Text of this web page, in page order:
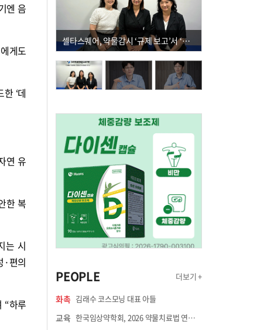
엔 음
게도
‘데
연 유
한 복
는 시
·편의
“하루
셀타스퀘어, 약물감시 ‘규제 보고’서 ‘데이터 의사결정’으로 "PVX 전환 요구 커진다"
PEOPLE 더보기 +
화촉 김래수 코스모닝 대표 아들
교육 한국임상약학회, 2026 약물치료법 연수강좌 8월 21일 개최